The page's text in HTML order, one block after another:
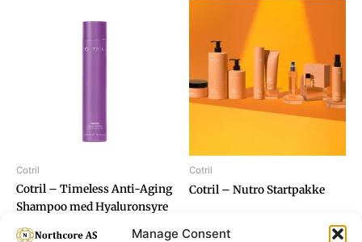
Manage Consent
Cotril
Cotril – Timeless Anti-Aging
Shampoo med Hyaluronsyre
300ml
Cotril
Cotril – Nutro Startpakke